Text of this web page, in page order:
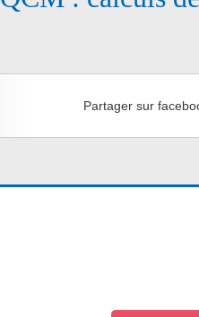
Partager sur